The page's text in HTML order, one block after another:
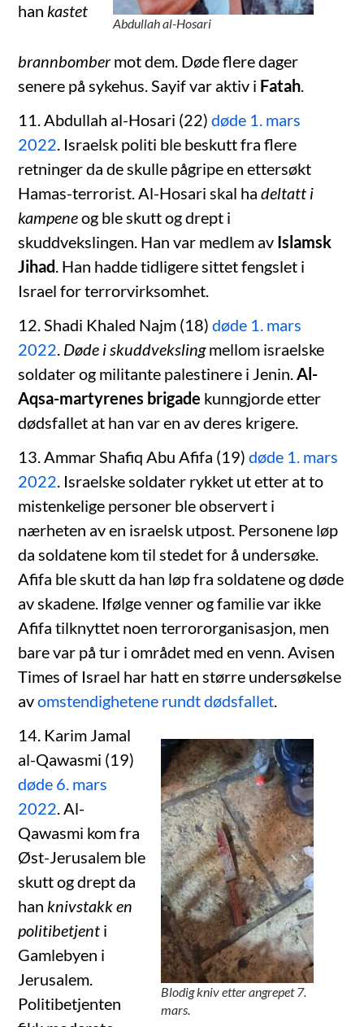
Abdullah al-Hosari
han kastet
brannbombermot dem. Døde flere dager
senere på sykehus. Sayif var aktiv i Fatah.
11. Abdullah al-Hosari (22)døde 1. mars
2022. Israelsk politi ble beskutt fra flere
retninger da de skulle pågripe en ettersøkt
Hamas-terrorist. Al-Hosari skal hadeltatt i
kampeneog ble skutt og drept i
skuddvekslingen. Han var medlem av Islamsk
Jihad. Han hadde tidligere sittet fengslet i
Israel for terrorvirksomhet.
12. Shadi Khaled Najm (18)døde 1. mars
2022. Døde i skuddvekslingmellom israelske
soldater og militante palestinere i Jenin.Al-
Aqsa-martyrenes brigade kunngjorde etter
dødsfallet at han var en av deres krigere.
13. Ammar Shafiq Abu Afifa (19)døde 1. mars
2022. Israelske soldater rykket ut etter at to
mistenkelige personer ble observert i
nærheten av en israelsk utpost. Personene løp
da soldatene kom til stedet for å undersøke.
Afifa ble skutt da han løp fra soldatene og døde
av skadene. Ifølge venner og familie var ikke
Afifa tilknyttet noen terrororganisasjon, men
bare var på tur i området med en venn. Avisen
Times of Israel har hatt en større undersøkelse
avomstendighetene rundt dødsfallet.
Blodig kniv etter angrepet 7.
mars.
14. Karim Jamal
al-Qawasmi (19)
døde 6. mars
2022. Al-
Qawasmi kom fra
Øst-Jerusalem ble
skutt og drept da
han knivstakk en
politibetjent i
Gamlebyen i
Jerusalem.
Politibetjenten